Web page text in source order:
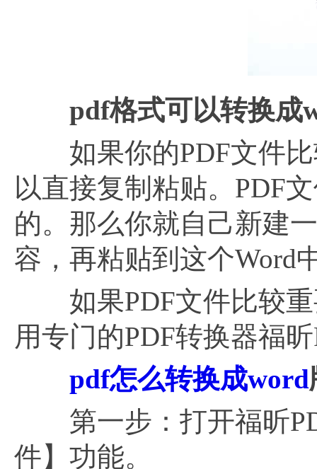
pdf格式可以转换成
如果你的PDF文件比
以直接复制粘贴。PDF
的。那么你就自己新建
容，再粘贴到这个Word
如果PDF文件比较重
用专门的PDF转换器福
pdf怎么转换成word
第一步：打开福昕
件】功能。